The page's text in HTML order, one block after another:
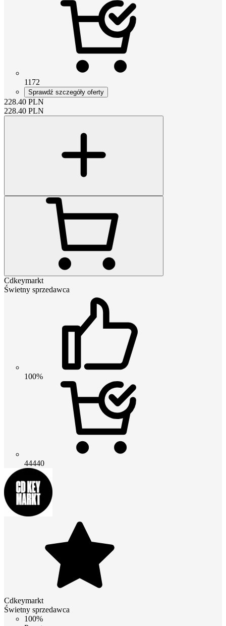
1172
Sprawdź szczegóły oferty
228.40 PLN
228.40 PLN
Cdkeymarkt
Świetny sprzedawca
100%
44440
Cdkeymarkt
Świetny sprzedawca
100%